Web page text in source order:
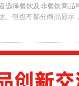
择餐饮及非餐饮商品
但也有部分商品显示